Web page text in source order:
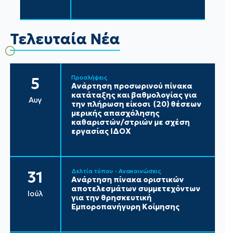
Τελευταία Νέα
5
Αυγ
Προσλήψεις
Ανάρτηση προσωρινού πίνακα
κατάταξης και βαθμολογίας για
την πλήρωση είκοσι (20) θέσεων
μερικής απασχόλησης
καθαριστών/στριών με σχέση
εργασίας ΙΔΟΧ
31
Ιούλ
Δελτία τύπου - Ανακοινώσεις
Ανάρτηση πίνακα οριστικών
αποτελεσμάτων συμμετεχόντων
για την θρησκευτική
Εμποροπανήγυρη Κοίμησης